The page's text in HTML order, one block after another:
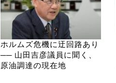
ホルムズ危機に迂回路あり
── 山田吉彦議員に聞く、
原油調達の現在地